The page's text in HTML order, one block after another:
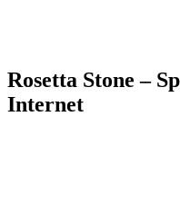
Rosetta Stone –
Internet